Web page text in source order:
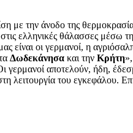
με την άνοδο της
ελληνικές θάλασσες μέσω
είναι οι γερμανοί, η
Δωδεκάνησα και την Κρήτη
γερμανοί αποτελούν, ήδη,
λειτουργία του εγκεφάλου.